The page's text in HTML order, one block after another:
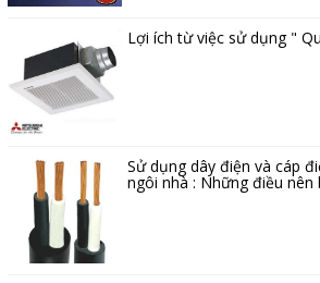
Lợi ích từ việc sử dụng "
Sử dụng dây điện và cáp
ngôi nhà : Những điều nên